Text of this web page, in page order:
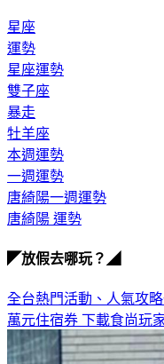
星座
運勢
星座運勢
雙子座
暴走
牡羊座
本週運勢
一週運勢
唐綺陽一週運勢
唐綺陽 運勢
◤放假去哪玩？◢
全台熱門活動、人氣攻略
萬元住宿券 下載食尚玩